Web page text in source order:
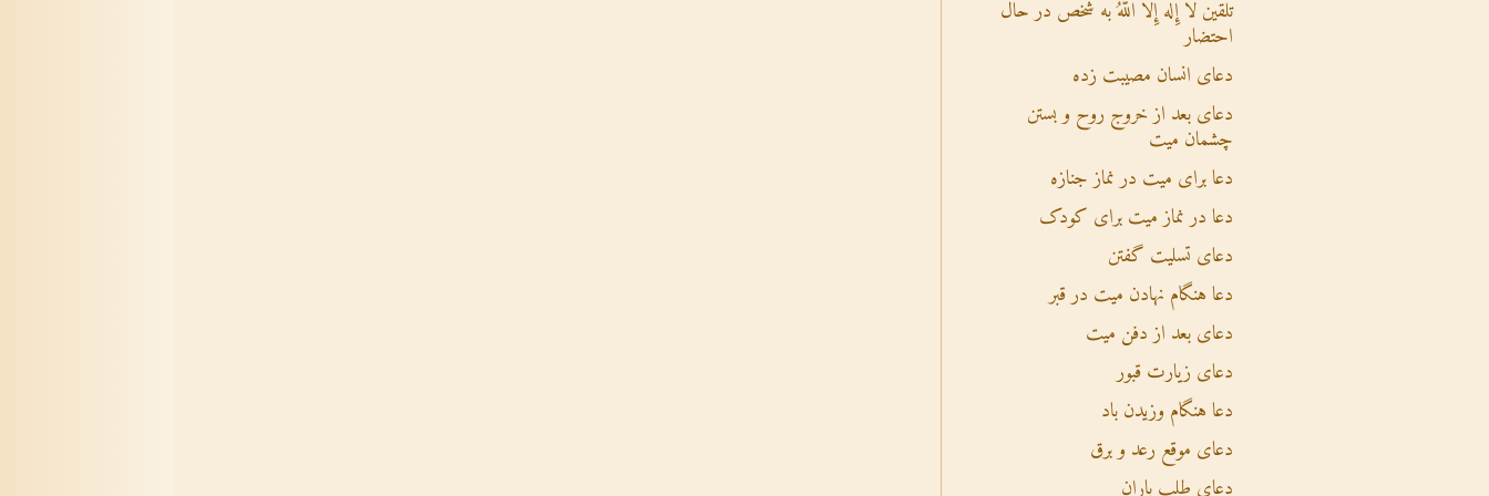
تلقین لاَ إِلَهَ إِلاَّ اللهُ به شخص در حال
احتضار
دعای انسان مصیبت زده
دعای بعد از خروج روح و بستن
چشمان میت
دعا برای میت در نماز جنازه
دعا در نماز میت برای کودک
دعای تسلیت گفتن
دعا هنگام نهادن میت در قبر
دعای بعد از دفن میت
دعای زیارت قبور
دعا هنگام وزیدن باد
دعای موقع رعد و برق
دعای طلب باران